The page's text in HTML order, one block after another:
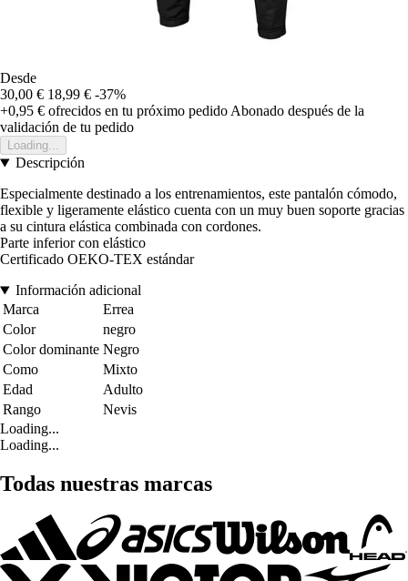
Desde
30,00 € 18,99 € -37%
+0,95 € ofrecidos en tu próximo pedido Abonado después de la
validación de tu pedido
Loading...
Descripción
Especialmente destinado a los entrenamientos, este pantalón cómodo,
flexible y ligeramente elástico cuenta con un muy buen soporte gracias
a su cintura elástica combinada con cordones.
Parte inferior con elástico
Certificado OEKO-TEX estándar
Información adicional
Marca
Errea
Color
negro
Color dominante Negro
Como
Mixto
Edad
Adulto
Rango
Nevis
Loading...
Loading...
Todas nuestras marcas